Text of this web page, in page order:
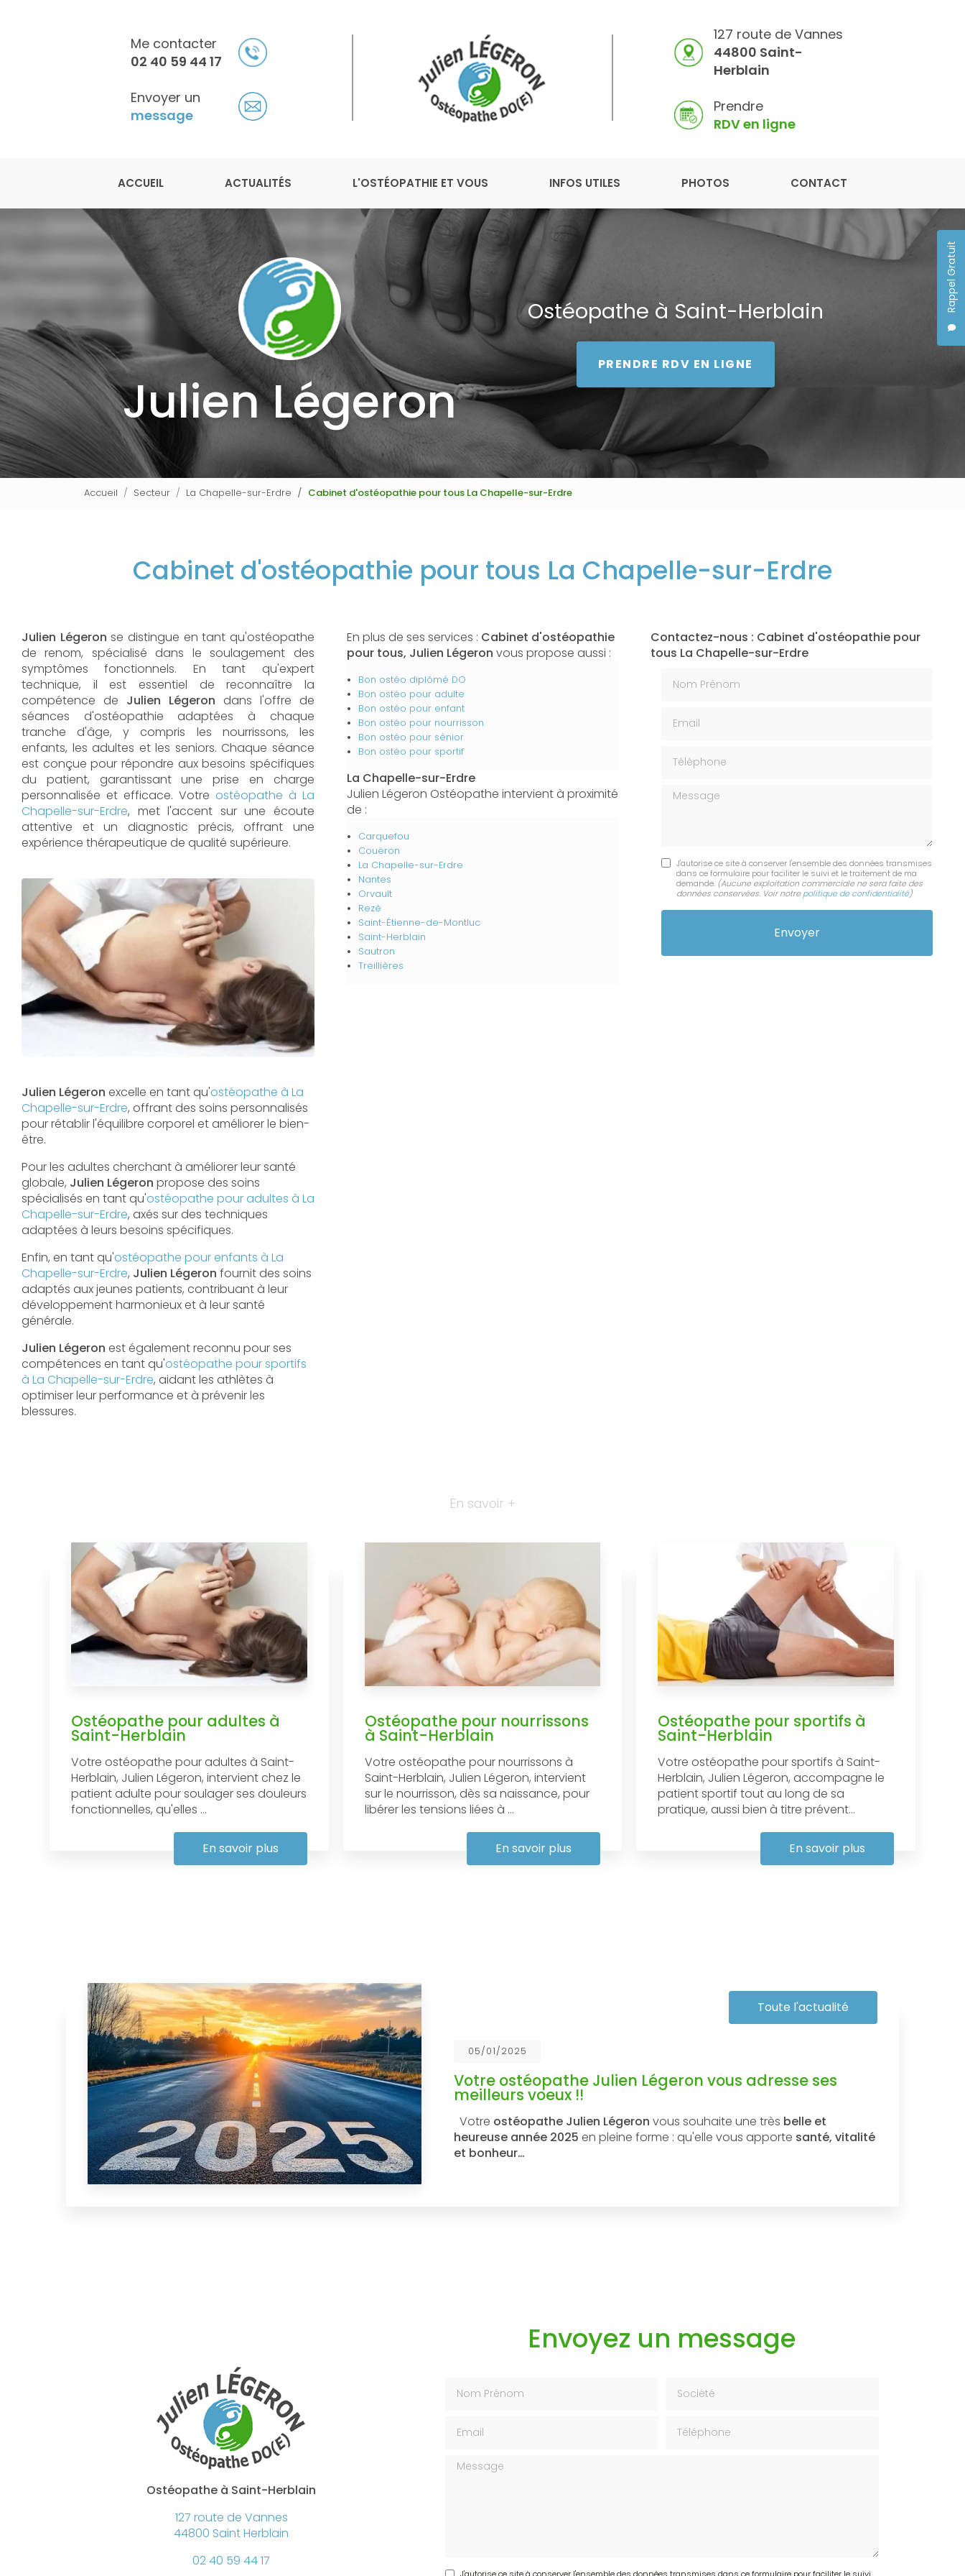
Me contacter
02 40 59 44 17
Envoyer un
message
127 route de Vannes
44800 Saint-
Herblain
Prendre
RDV en ligne
Julien Légeron
Ostéopathe à Saint-Herblain
Rappel Gratuit
ACCUEIL ACTUALITÉS L'OSTÉOPATHIE ET VOUS INFOS UTILES PHOTOS CONTACT
Julien Légeron
Ostéopathe à Saint-Herblain
PRENDRE RDV EN LIGNE
Accueil Secteur La Chapelle-sur-Erdre Cabinet d'ostéopathie pour tous La Chapelle-sur-Erdre
Cabinet d'ostéopathie pour tous La Chapelle-sur-Erdre
Julien Légeron se distingue en tant qu'ostéopathe
de renom, spécialisé dans le soulagement des
symptômes fonctionnels. En tant qu'expert
technique, il est essentiel de reconnaître la
compétence de Julien Légeron dans l'offre de
séances d'ostéopathie adaptées à chaque
tranche d'âge, y compris les nourrissons, les
enfants, les adultes et les seniors. Chaque séance
est conçue pour répondre aux besoins spécifiques
du patient, garantissant une prise en charge
personnalisée et efficace. Votre ostéopathe à La
Chapelle-sur-Erdre, met l'accent sur une écoute
attentive et un diagnostic précis, offrant une
expérience thérapeutique de qualité supérieure.
Julien Légeron excelle en tant qu'ostéopathe à La
Chapelle-sur-Erdre, offrant des soins personnalisés
pour rétablir l'équilibre corporel et améliorer le bien-
être.
Pour les adultes cherchant à améliorer leur santé
globale, Julien Légeron propose des soins
spécialisés en tant qu'ostéopathe pour adultes à La
Chapelle-sur-Erdre, axés sur des techniques
adaptées à leurs besoins spécifiques.
Enfin, en tant qu'ostéopathe pour enfants à La
Chapelle-sur-Erdre, Julien Légeron fournit des soins
adaptés aux jeunes patients, contribuant à leur
développement harmonieux et à leur santé
générale.
Julien Légeron est également reconnu pour ses
compétences en tant qu'ostéopathe pour sportifs
à La Chapelle-sur-Erdre, aidant les athlètes à
optimiser leur performance et à prévenir les
blessures.
En plus de ses services : Cabinet d'ostéopathie
pour tous, Julien Légeron vous propose aussi :
Bon ostéo diplômé DO
Bon ostéo pour adulte
Bon ostéo pour enfant
Bon ostéo pour nourrisson
Bon ostéo pour sénior
Bon ostéo pour sportif
La Chapelle-sur-Erdre
Julien Légeron Ostéopathe intervient à proximité
de :
Carquefou
Couëron
La Chapelle-sur-Erdre
Nantes
Orvault
Rezé
Saint-Étienne-de-Montluc
Saint-Herblain
Sautron
Treillières
Contactez-nous : Cabinet d'ostéopathie pour
tous La Chapelle-sur-Erdre
Message
J'autorise ce site à conserver l'ensemble des données transmises
dans ce formulaire pour faciliter le suivi et le traitement de ma
demande. (Aucune exploitation commerciale ne sera faite des
données conservées. Voir notre politique de confidentialité)
En savoir +
Ostéopathe pour adultes à
Saint-Herblain
Votre ostéopathe pour adultes à Saint-
Herblain, Julien Légeron, intervient chez le
patient adulte pour soulager ses douleurs
fonctionnelles, qu'elles ...
En savoir plus
Ostéopathe pour nourrissons
à Saint-Herblain
Votre ostéopathe pour nourrissons à
Saint-Herblain, Julien Légeron, intervient
sur le nourrisson, dès sa naissance, pour
libérer les tensions liées à ...
En savoir plus
Ostéopathe pour sportifs à
Saint-Herblain
Votre ostéopathe pour sportifs à Saint-
Herblain, Julien Légeron, accompagne le
patient sportif tout au long de sa
pratique, aussi bien à titre prévent...
En savoir plus
05/01/2025
Votre ostéopathe Julien Légeron vous adresse ses
meilleurs voeux !!
Votre ostéopathe Julien Légeron vous souhaite une très belle et
heureuse année 2025 en pleine forme : qu'elle vous apporte santé, vitalité
et bonheur…
Toute l'actualité
Ostéopathe à Saint-Herblain
127 route de Vannes
44800 Saint Herblain
02 40 59 44 17
Envoyez un message
Message
J'autorise ce site à conserver l'ensemble des données transmises dans ce formulaire pour faciliter le suivi